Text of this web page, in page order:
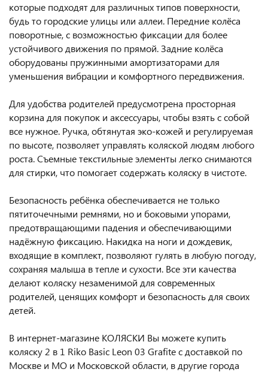
которые подходят для различных типов поверхности,
будь то городские улицы или аллеи. Передние колёса
поворотные, с возможностью фиксации для более
устойчивого движения по прямой. Задние колёса
оборудованы пружинными амортизаторами для
уменьшения вибрации и комфортного передвижения.
Для удобства родителей предусмотрена просторная
корзина для покупок и аксессуары, чтобы взять с собой
все нужное. Ручка, обтянутая эко-кожей и регулируемая
по высоте, позволяет управлять коляской людям любого
роста. Съемные текстильные элементы легко снимаются
для стирки, что помогает содержать коляску в чистоте.
Безопасность ребёнка обеспечивается не только
пятиточечными ремнями, но и боковыми упорами,
предотвращающими падения и обеспечивающими
надёжную фиксацию. Накидка на ноги и дождевик,
входящие в комплект, позволяют гулять в любую погоду,
сохраняя малыша в тепле и сухости. Все эти качества
делают коляску незаменимой для современных
родителей, ценящих комфорт и безопасность для своих
детей.
В интернет-магазине КОЛЯСКИ Вы можете купить
коляску 2 в 1 Riko Basic Leon 03 Grafite с доставкой по
Москве и МО и Московской области, в другие города